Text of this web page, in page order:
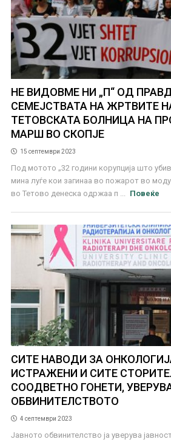
НЕ ВИДОВМЕ НИ „П“ ОД
СЕМЕЈСТВАТА НА ЖРТВИТЕ
ТЕТОВСКАТА БОЛНИЦА НА
МАРШ ВО СКОПЈЕ
15 септември 2023
Под мотото „32 години корупција што
мина луѓе кои загинаа во пожарот во
во Тетово денеска одржаа п ...
Повеќе
СИТЕ НАВОДИ ЗА
ИСТРАЖЕНИ И СИТЕ
СООДВЕТНО ГОНЕТИ,
ОБВИНИТЕЛСТВОТО
4 септември 2023
Јавното обвинителство ја уверува